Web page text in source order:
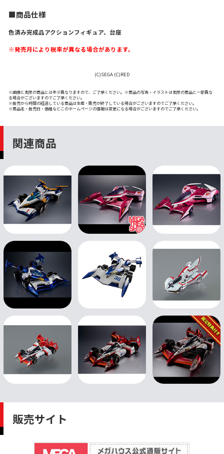
■商品仕様
色済み完成品アクションフィギュア、台座
※発売月により税率が異なる場合があります。
(C)SEGA (C)RED
※画像と実際の商品とは多少異なりますので、ご了承ください。※商品の写真・イラストは実際の商品と一部異な
る場合がございますのでご了承ください。
※発売から時間の経過している商品は生産・販売が終了している場合がございますのでご了承ください。
※商品名・発売日・価格などこのホームページの情報は変更になる場合がございますのでご了承ください。
関連商品
販売サイト